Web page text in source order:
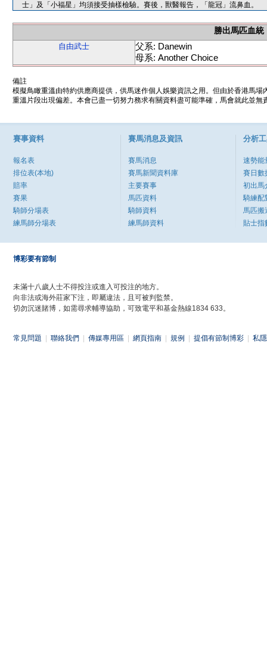
士」及「小福星」均須接受抽樣檢驗。賽後，獸醫報告，「龍冠」流鼻血。
勝出馬匹血統
自由武士
父系: Danewin
母系: Another Choice
備註
模擬鳥瞰重溫由特約供應商提供，供馬迷作個人娛樂資訊之用。但由於香港馬
重溫片段出現偏差。本會已盡一切努力務求有關資料盡可能準確，馬會就此並
賽事資料
報名表
排位表(本地)
賠率
賽果
騎師分場表
練馬師分場表
賽馬消息及資訊
賽馬消息
賽馬新聞資料庫
主要賽事
馬匹資料
騎師資料
練馬師資料
分析
速勢能
賽日數
初出馬
騎練配
馬匹搬
貼士指
博彩要有節制
未滿十八歲人士不得投注或進入可投注的地方。
向非法或海外莊家下注，即屬違法，且可被判監禁。
切勿沉迷賭博，如需尋求輔導協助，可致電平和基金熱線1834 633。
常見問題 聯絡我們 傳媒專用區 網頁指南 規例 提倡有節制博彩 私